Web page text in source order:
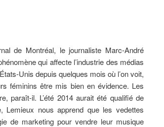
de Montréal, le journaliste Marc-André
qui affecte l’industrie des médias
Unis depuis quelques mois où l’on voit,
féminins être mis bien en évidence. Les
paraît-il. L’été 2014 aurait été qualifié de
nous apprend que les vedettes
de marketing pour vendre leur musique